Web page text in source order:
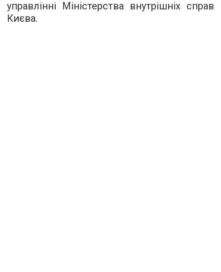
управлінні Міністерства внутрішніх справ
Києва.